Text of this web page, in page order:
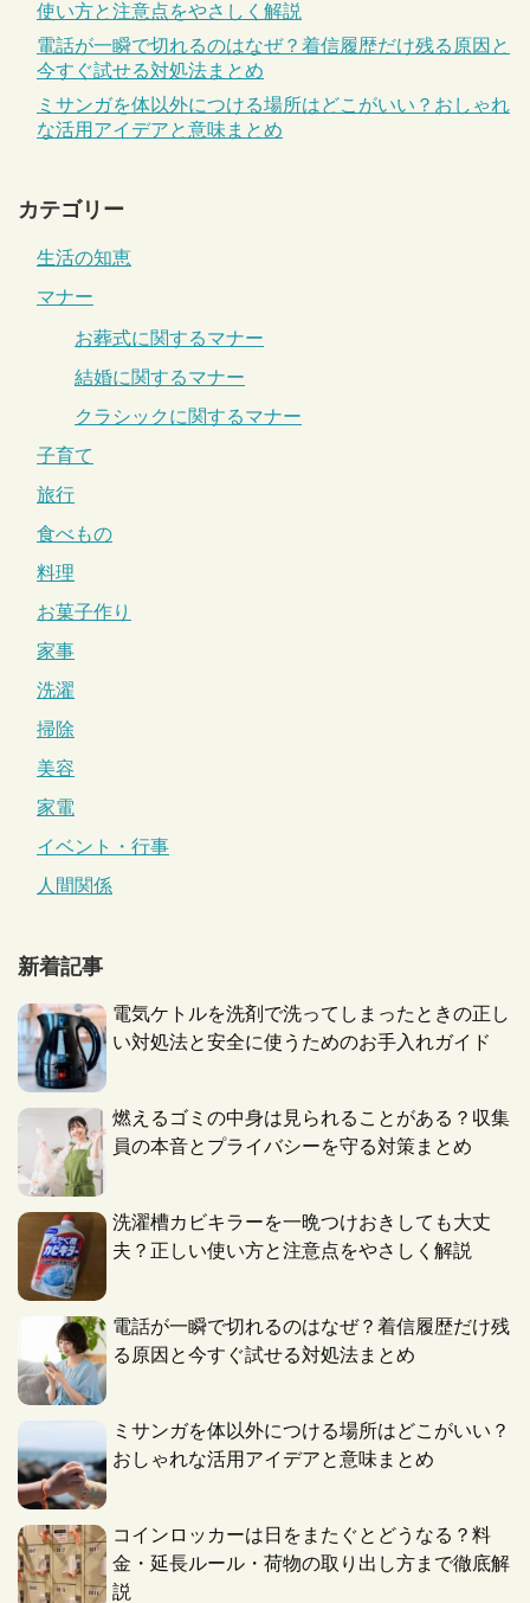
使い方と注意点をやさしく解説
電話が一瞬で切れるのはなぜ？着信履歴だけ残る原因と
今すぐ試せる対処法まとめ
ミサンガを体以外につける場所はどこがいい？おしゃれ
な活用アイデアと意味まとめ
カテゴリー
生活の知恵
マナー
お葬式に関するマナー
結婚に関するマナー
クラシックに関するマナー
子育て
旅行
食べもの
料理
お菓子作り
家事
洗濯
掃除
美容
家電
イベント・行事
人間関係
新着記事
電気ケトルを洗剤で洗ってしまったときの正し
い対処法と安全に使うためのお手入れガイド
燃えるゴミの中身は見られることがある？収集
員の本音とプライバシーを守る対策まとめ
洗濯槽カビキラーを一晩つけおきしても大丈
夫？正しい使い方と注意点をやさしく解説
電話が一瞬で切れるのはなぜ？着信履歴だけ残
る原因と今すぐ試せる対処法まとめ
ミサンガを体以外につける場所はどこがいい？
おしゃれな活用アイデアと意味まとめ
コインロッカーは日をまたぐとどうなる？料
金・延長ルール・荷物の取り出し方まで徹底解
説